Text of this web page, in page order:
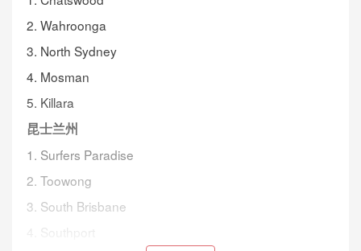
2. Wahroonga
3. North Sydney
4. Mosman
5. Killara
昆士兰州
1. Surfers Paradise
2. Toowong
3. South Brisbane